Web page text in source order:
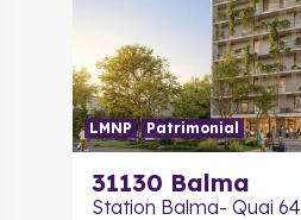
LMNP Patrimonial
31130 Balma
Station Balma- Quai 64